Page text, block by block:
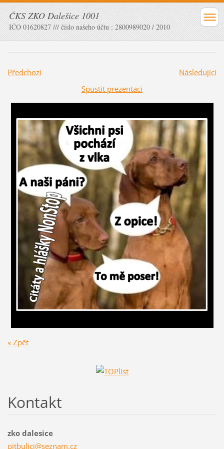
ČKS ZKO Dalešice 1001
IČO 01620827 /// číslo našeho účtu : 2800989020 / 2010
Předchozí
Následující
Spustit prezentaci
« Zpět
Kontakt
zko dalesice
pitbulici@seznam.cz